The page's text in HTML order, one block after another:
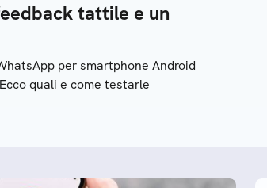
tattile e un
per smartphone Android
quali e come testarle